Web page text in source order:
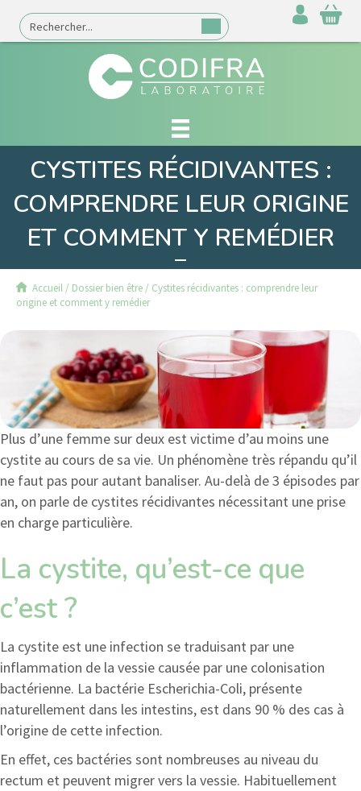
CYSTITES RÉCIDIVANTES :
COMPRENDRE LEUR ORIGINE
ET COMMENT Y REMÉDIER
Accueil / Dossier bien être / Cystites récidivantes : comprendre leur
origine et comment y remédier
Plus d’une femme sur deux est victime d’au moins une
cystite au cours de sa vie. Un phénomène très répandu qu’il
ne faut pas pour autant banaliser. Au-delà de 3 épisodes par
an, on parle de cystites récidivantes nécessitant une prise
en charge particulière.
La cystite, qu’est-ce que
c’est ?
La cystite est une infection se traduisant par une
inflammation de la vessie causée par une colonisation
bactérienne. La bactérie Escherichia-Coli, présente
naturellement dans les intestins, est dans 90 % des cas à
l’origine de cette infection.
En effet, ces bactéries sont nombreuses au niveau du
rectum et peuvent migrer vers la vessie. Habituellement